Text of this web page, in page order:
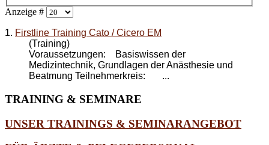
Anzeige #
1. Firstline Training Cato / Cicero EM
(Training)
Voraussetzungen: Basiswissen der
Medizintechnik, Grundlagen der Anästhesie und
Beatmung Teilnehmerkreis: ...
TRAINING & SEMINARE
UNSER TRAININGS & SEMINARANGEBOT